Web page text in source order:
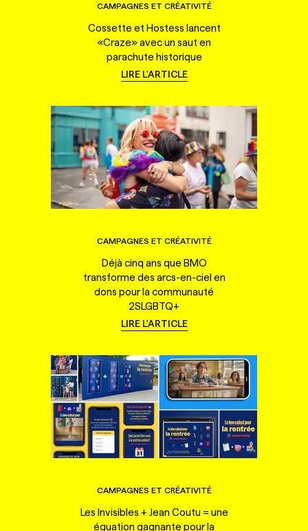
CAMPAGNES ET CRÉATIVITÉ
Cossette et Hostess lancent
«Craze» avec un saut en
parachute historique
LIRE L'ARTICLE
CAMPAGNES ET CRÉATIVITÉ
Déjà cinq ans que BMO
transforme des arcs-en-ciel en
dons pour la communauté
2SLGBTQ+
LIRE L'ARTICLE
CAMPAGNES ET CRÉATIVITÉ
Les Invisibles + Jean Coutu = une
équation gagnante pour la